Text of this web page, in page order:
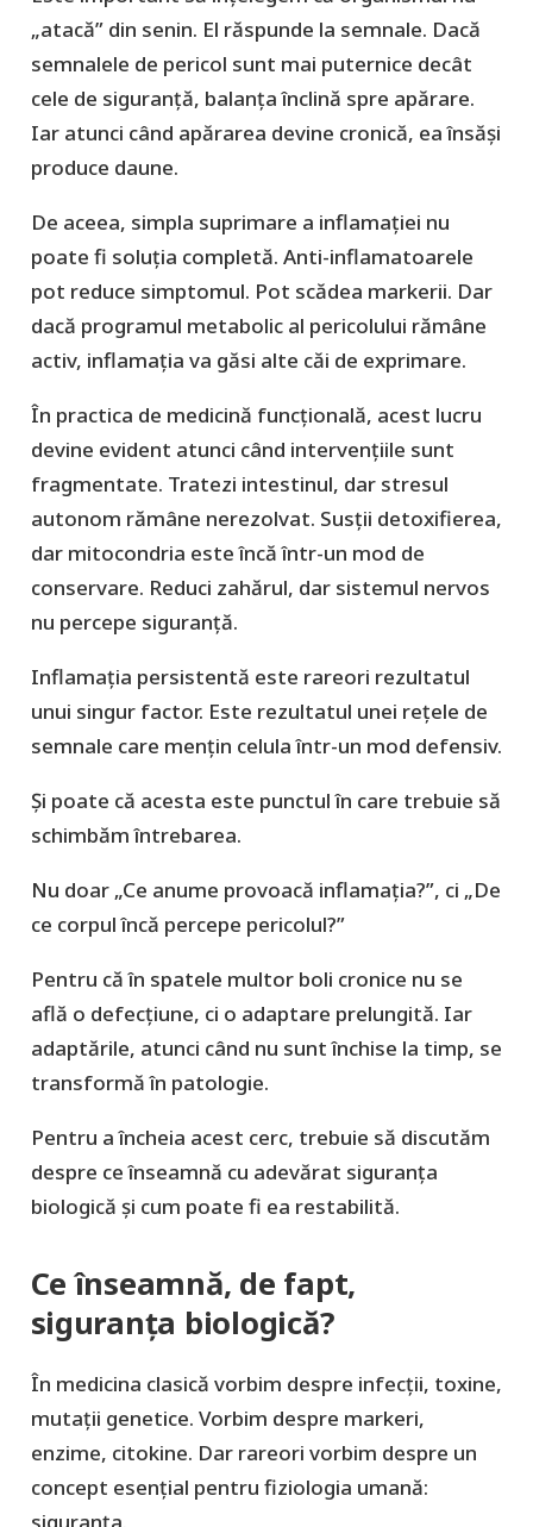
„atacă” din senin. El răspunde la semnale. Dacă
semnalele de pericol sunt mai puternice decât
cele de siguranță, balanța înclină spre apărare.
Iar atunci când apărarea devine cronică, ea însăși
produce daune.
De aceea, simpla suprimare a inflamației nu
poate fi soluția completă. Anti-inflamatoarele
pot reduce simptomul. Pot scădea markerii. Dar
dacă programul metabolic al pericolului rămâne
activ, inflamația va găsi alte căi de exprimare.
În practica de medicină funcțională, acest lucru
devine evident atunci când intervențiile sunt
fragmentate. Tratezi intestinul, dar stresul
autonom rămâne nerezolvat. Susții detoxifierea,
dar mitocondria este încă într-un mod de
conservare. Reduci zahărul, dar sistemul nervos
nu percepe siguranță.
Inflamația persistentă este rareori rezultatul
unui singur factor. Este rezultatul unei rețele de
semnale care mențin celula într-un mod defensiv.
Și poate că acesta este punctul în care trebuie să
schimbăm întrebarea.
Nu doar „Ce anume provoacă inflamația?”, ci „De
ce corpul încă percepe pericolul?”
Pentru că în spatele multor boli cronice nu se
află o defecțiune, ci o adaptare prelungită. Iar
adaptările, atunci când nu sunt închise la timp, se
transformă în patologie.
Pentru a încheia acest cerc, trebuie să discutăm
despre ce înseamnă cu adevărat siguranța
biologică și cum poate fi ea restabilită.
Ce înseamnă, de fapt,
siguranța biologică?
În medicina clasică vorbim despre infecții, toxine,
mutații genetice. Vorbim despre markeri,
enzime, citokine. Dar rareori vorbim despre un
concept esențial pentru fiziologia umană: